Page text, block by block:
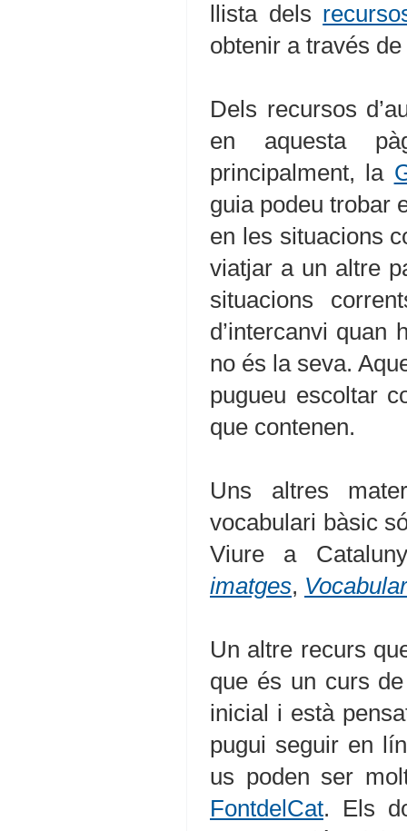
llista dels
obtenir a través
Dels recursos
en aquesta
principalment, la
guia podeu trobar
en les situacions
viatjar a un altre
situacions
d’intercanvi quan
no és la seva.
pugueu escoltar
que contenen.
Uns altres
vocabulari bàsic
Viure a
imatges,
Un altre recurs
que és un curs
inicial i està
pugui seguir en
us poden ser
FontdelCat. Els